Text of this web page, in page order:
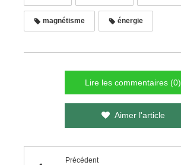
magnétisme énergie
Lire les commentaires (0)
Aimer l'article
Précédent